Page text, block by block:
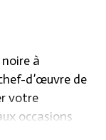
355د.ت.
à
d’œuvre de
votre
occasions
cette